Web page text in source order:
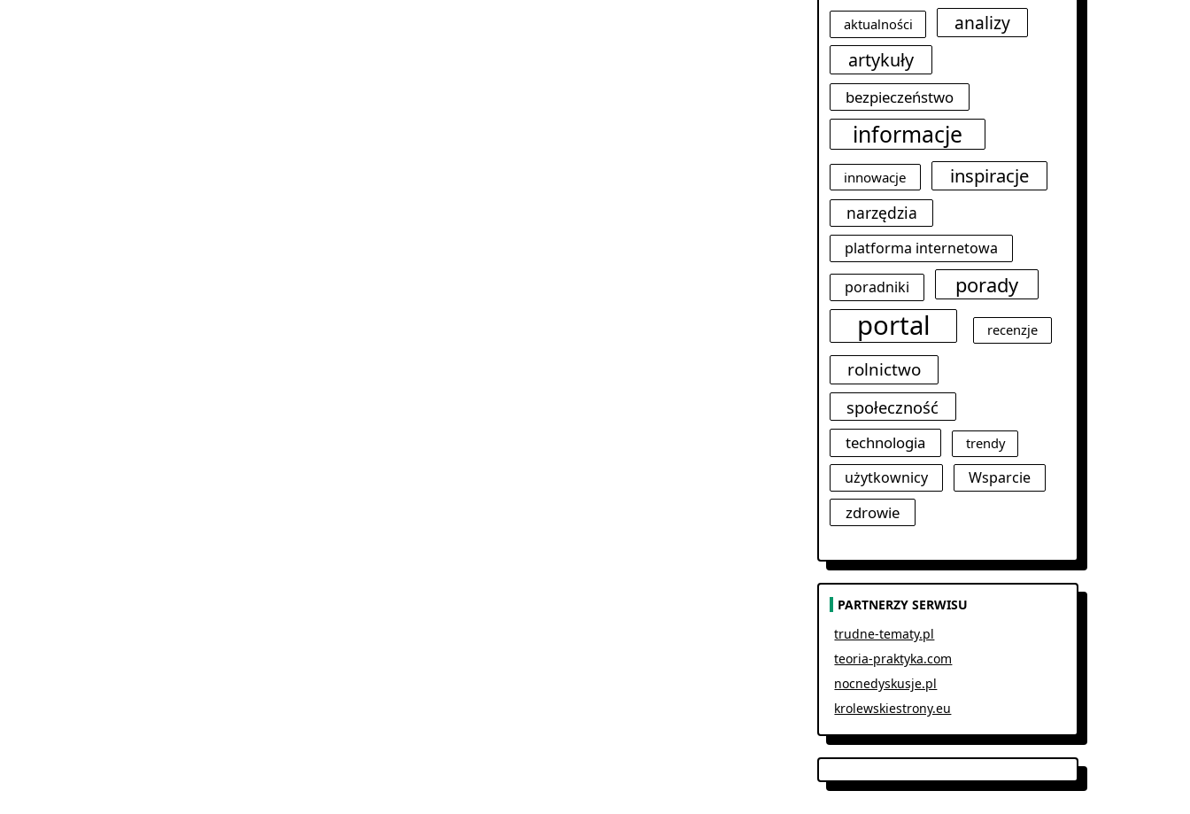
aktualności
analizy
artykuły
bezpieczeństwo
informacje
innowacje inspiracje
narzędzia
platforma internetowa
poradniki
porady
portal recenzje
rolnictwo
społeczność
technologia trendy
użytkownicy Wsparcie
zdrowie
PARTNERZY SERWISU
trudne-tematy.pl
teoria-praktyka.com
nocnedyskusje.pl
krolewskiestrony.eu